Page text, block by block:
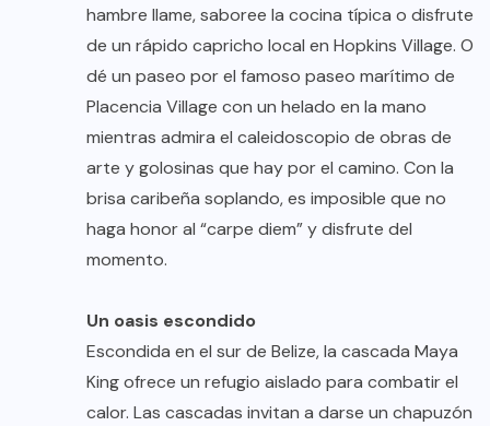
hambre llame, saboree la cocina típica o disfrute
de un rápido capricho local en Hopkins Village. O
dé un paseo por el famoso paseo marítimo de
Placencia Village con un helado en la mano
mientras admira el caleidoscopio de obras de
arte y golosinas que hay por el camino. Con la
brisa caribeña soplando, es imposible que no
haga honor al “carpe diem” y disfrute del
momento.
Un oasis escondido
Escondida en el sur de Belize, la cascada Maya
King ofrece un refugio aislado para combatir el
calor. Las cascadas invitan a darse un chapuzón